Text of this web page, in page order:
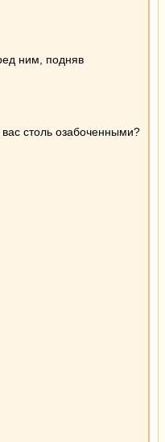
ним, подняв
столь озабоченными?